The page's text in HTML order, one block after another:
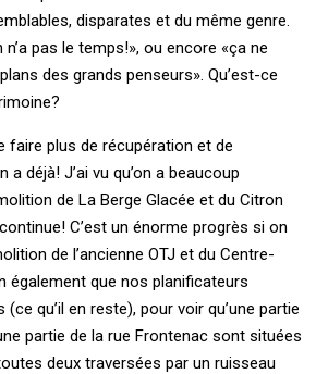
disparates et du même genre.
pas le temps!», ou encore «ça ne
des grands penseurs». Qu’est-ce
faire plus de récupération et de
a déjà! J’ai vu qu’on a beaucoup
de La Berge Glacée et du Citron
C’est un énorme progrès si on
de l’ancienne OTJ et du Centre-
également que nos planificateurs
qu’il en reste), pour voir qu’une partie
partie de la rue Frontenac sont situées
deux traversées par un ruisseau